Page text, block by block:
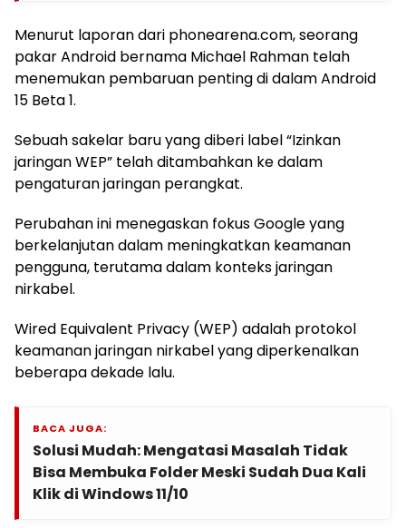
Menurut laporan dari phonearena.com, seorang
pakar Android bernama Michael Rahman telah
menemukan pembaruan penting di dalam Android
15 Beta 1.
Sebuah sakelar baru yang diberi label “Izinkan
jaringan WEP” telah ditambahkan ke dalam
pengaturan jaringan perangkat.
Perubahan ini menegaskan fokus Google yang
berkelanjutan dalam meningkatkan keamanan
pengguna, terutama dalam konteks jaringan
nirkabel.
Wired Equivalent Privacy (WEP) adalah protokol
keamanan jaringan nirkabel yang diperkenalkan
beberapa dekade lalu.
BACA JUGA:
Solusi Mudah: Mengatasi Masalah Tidak
Bisa Membuka Folder Meski Sudah Dua Kali
Klik di Windows 11/10